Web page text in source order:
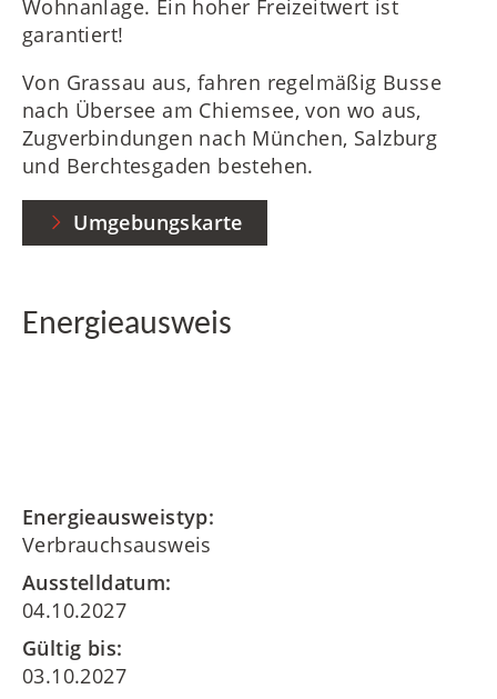
Wohnanlage. Ein hoher Freizeitwert ist
garantiert!
Von Grassau aus, fahren regelmäßig Busse
nach Übersee am Chiemsee, von wo aus,
Zugverbindungen nach München, Salzburg
und Berchtesgaden bestehen.
Umgebungskarte
Energieausweis
Energieausweistyp:
Verbrauchsausweis
Ausstelldatum:
04.10.2027
Gültig bis:
03.10.2027